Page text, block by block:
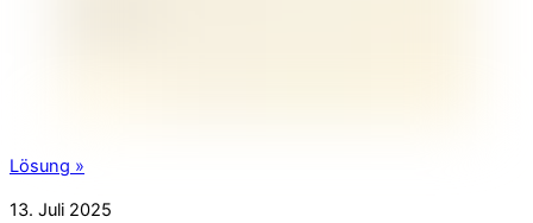
Lösung »
13. Juli 2025